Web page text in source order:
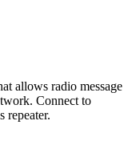
allows radio message
Connect to
repeater.